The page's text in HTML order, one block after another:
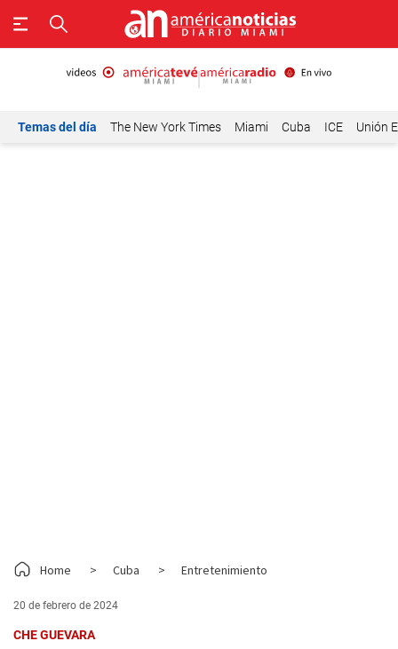
Temas del día The New York Times Miami Cuba ICE Unión
Home > Cuba > Entretenimiento
20 de febrero de 2024
CHE GUEVARA